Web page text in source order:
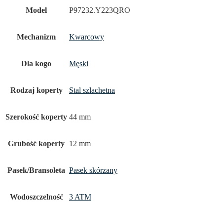
Model P97232.Y223QRO
Mechanizm Kwarcowy
Dla kogo Męski
Rodzaj koperty Stal szlachetna
Szerokość koperty 44 mm
Grubość koperty 12 mm
Pasek/Bransoleta Pasek skórzany
Wodoszczelność 3 ATM